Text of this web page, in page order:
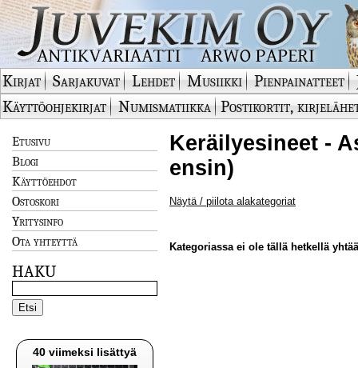
Kirjat Sarjakuvat Lehdet Musiikki Pienpainatteet
Käyttöohjekirjat
Numismatiikka Postikortit,
Etusivu
Blogi
Käyttöehdot
Ostoskori
Yritysinfo
Ota yhteyttä
HAKU
40 viimeksi lisättyä
Keräilyesineet -
ensin)
Näytä / piilota alakategoriat
Kategoriassa ei ole tällä hetkellä